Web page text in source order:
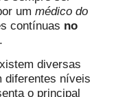
um médico do
contínuas no
.
diversas
diferentes níveis
o principal